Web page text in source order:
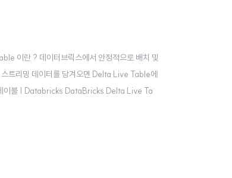
이란 ? 데이터브릭스에서 안정적으로 배치 및
스트리밍 데이터를 당겨오면 Delta Live Table에
이블 | Databricks DataBricks Delta Live Ta